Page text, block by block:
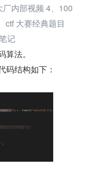
内部视频 4、100
ctf 大赛经典题目
记
法。
码结构如下：